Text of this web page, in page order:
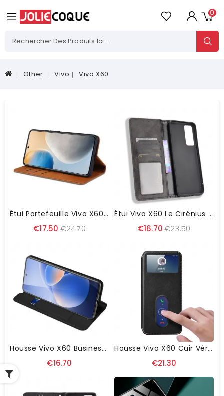
0
Other Vivo Vivo X60
Étui Portefeuille Vivo X60 AZNS Simili Cuir
€17.50 €24.70
Étui Vivo X60 Le Cirénius Style Cuir
€16.70€23.50
Housse Vivo X60 Business Effet Satiné
€16.70
Housse Vivo X60 Cuir Véritable Avec Fenêtres
€21.30